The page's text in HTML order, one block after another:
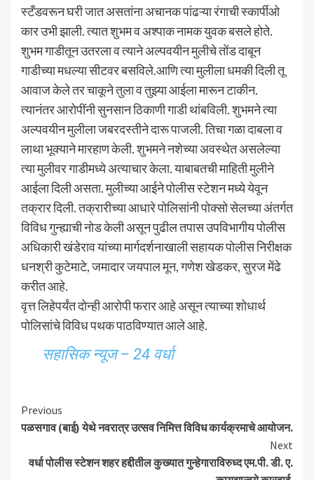
स्टँडवरून घरी जात असतांना अचानक पांढऱ्या रंगाची स्कार्पीओ
कार उभी झाली. त्यात शुभम व अश्पाक नामक युवक बसले होते.
शुभम गाडीतून उतरला व त्याने अल्पवयीन मुलीचे तोंड दाबून
गाडीच्या मधल्या सीटवर बसविले.आणि त्या मुलीला धमकी दिली तू
आवाज केले तर चाकूने तुला व तुझ्या आईला मारून टाकीन.
त्यानंतर आरोपींनी सुनसान ठिकाणी गाडी थांबविली. शुभमने त्या
अल्पवयीन मुलीला जबरदस्तीने दारू पाजली. तिचा गळा दाबला व
लाथा भूक्याने मारहाण केली. शुभमने नशेच्या अवस्थेत असलेल्या
त्या मुलीवर गाडीमध्ये अत्याचार केला. याबाबतची माहिती मुलीने
आईला दिली असता. मुलीच्या आईने पोलीस स्टेशन मध्ये येवून
तक्रार दिली. तक्रारीच्या आधारे पोलिसांनी पोक्सो सेलच्या अंतर्गत
विविध गुन्ह्याची नोड केली असून पुढील तपास उपविभागीय पोलीस
अधिकारी खंडेराव यांच्या मार्गदर्शनाखाली सहायक पोलीस निरीक्षक
धनश्री कुटेमाटे, जमादार जयपाल मून, गणेश खेडकर, सुरज मेंढे
करीत आहे.
वृत्त लिहेपर्यंत दोन्ही आरोपी फरार आहे असून त्याच्या शोधार्थ
पोलिसांचे विविध पथक पाठविण्यात आले आहे.
सहासिक न्यूज – 24 वर्धा
Continue
Reading
Previous
पळसगाव (बाई) येथे नवरात्र उत्सव निमित्त विविध कार्यक्रमाचे आयोजन.
Next
वर्धा पोलीस स्टेशन शहर हद्दीतील कुख्यात गुन्हेगाराविरुध्द एम.पी. डी. ए.